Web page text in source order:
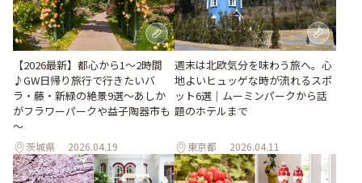
【2026最新】都心から1～2時間
♪GW日帰り旅行で行きたいバ
ラ・藤・新緑の絶景9選～あしか
がフラワーパークや益子陶器市も
～
茨城県 2026.04.19
週末は北欧気分を味わう旅へ。心
地よいヒュッゲな時が流れるスポ
ット6選｜ムーミンパークから話
題のホテルまで
東京都 2026.04.11